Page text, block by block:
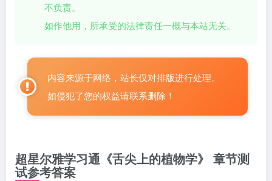
不负责。
如作他用，所承受的法律责任一概与本站无关。
内容来源于网络，站长仅对排版进行处理。
如侵犯了您的权益请联系删除！
超星尔雅学习通《舌尖上的植物学》 章节测
试参考答案